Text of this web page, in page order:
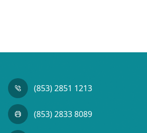
(853) 2851 1213
(853) 2833 8089